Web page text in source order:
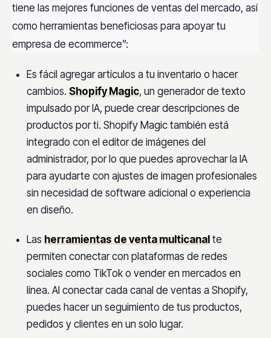
tiene las mejores funciones de ventas del mercado, así
como herramientas beneficiosas para apoyar tu
empresa de ecommerce”:
Es fácil agregar artículos a tu inventario o hacer
cambios. Shopify Magic, un generador de texto
impulsado por IA, puede crear descripciones de
productos por ti. Shopify Magic también está
integrado con el editor de imágenes del
administrador, por lo que puedes aprovechar la IA
para ayudarte con ajustes de imagen profesionales
sin necesidad de software adicional o experiencia
en diseño.
Las herramientas de venta multicanal te
permiten conectar con plataformas de redes
sociales como TikTok o vender en mercados en
línea. Al conectar cada canal de ventas a Shopify,
puedes hacer un seguimiento de tus productos,
pedidos y clientes en un solo lugar.